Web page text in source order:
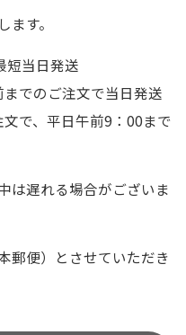
す。
短当日発送
でのご注文で当日発送
で、平日午前9：00まで
は遅れる場合がございま
郵便）とさせていただき